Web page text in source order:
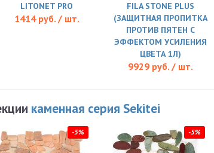
LITONET PRO
1414 руб. / шт.
FILA STONE PLUS
(ЗАЩИТНАЯ ПРОПИТКА
ПРОТИВ ПЯТЕН С
ЭФФЕКТОМ УСИЛЕНИЯ
ЦВЕТА 1Л)
9929 руб. / шт.
каменная серия Sekitei
-5% -5%